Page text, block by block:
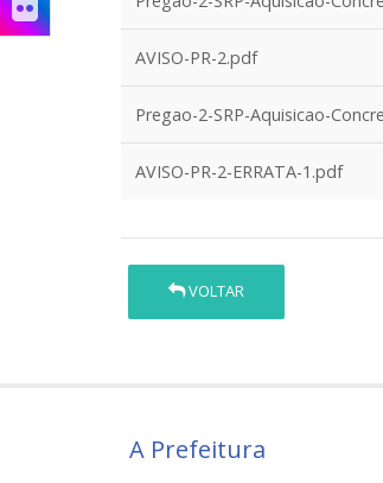
AVISO-PR-2.pdf
Pregao-2-SRP-Aquisicao-
AVISO-PR-2-ERRATA-1.pdf
VOLTAR
A Prefeitura